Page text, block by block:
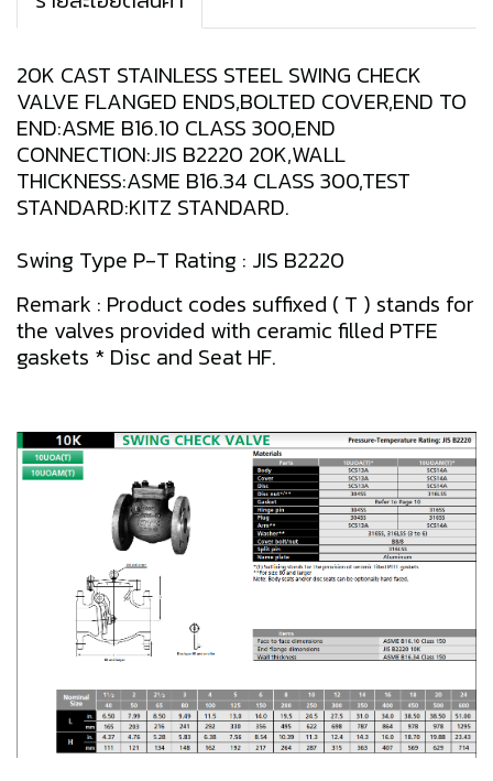
20K CAST STAINLESS STEEL SWING CHECK
VALVE FLANGED ENDS,BOLTED COVER,END TO
END:ASME B16.10 CLASS 300,END
CONNECTION:JIS B2220 20K,WALL
THICKNESS:ASME B16.34 CLASS 300,TEST
STANDARD:KITZ STANDARD.
Swing Type P-T Rating : JIS B2220
Remark : Product codes suffixed ( T ) stands for
the valves provided with ceramic filled PTFE
gaskets * Disc and Seat HF.